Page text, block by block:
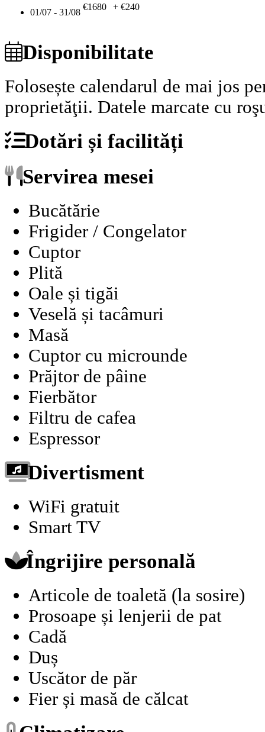
01/07 - 31/08
€1680 + €240
Disponibilitate
Folosește calendarul de mai jos
proprietăţii. Datele marcate cu
Dotări și facilități
Servirea mesei
Bucătărie
Frigider / Congelator
Cuptor
Plită
Oale și tigăi
Veselă și tacâmuri
Masă
Cuptor cu microunde
Prăjtor de pâine
Fierbător
Filtru de cafea
Espressor
Divertisment
WiFi gratuit
Smart TV
Îngrijire personală
Articole de toaletă (la sosire)
Prosoape și lenjerii de pat
Cadă
Duș
Uscător de păr
Fier și masă de călcat